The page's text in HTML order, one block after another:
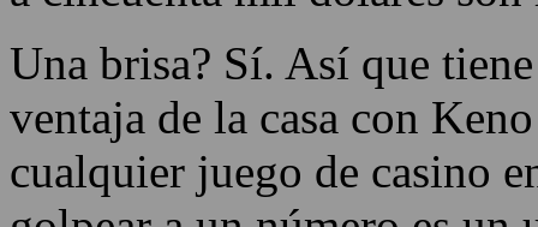
múltiplos de la cantidad
a cincuenta mil dólares
Una brisa? Sí. Así que